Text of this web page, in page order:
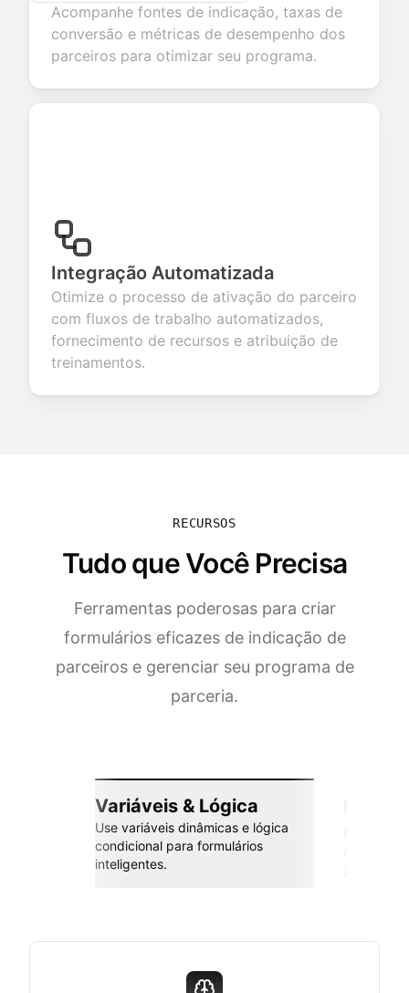
Acompanhe fontes de indicação, taxas de
conversão e métricas de desempenho dos
parceiros para otimizar seu programa.
Integração Automatizada
Otimize o processo de ativação do parceiro
com fluxos de trabalho automatizados,
fornecimento de recursos e atribuição de
treinamentos.
RECURSOS
Tudo que Você Precisa
Ferramentas poderosas para criar
formulários eficazes de indicação de
parceiros e gerenciar seu programa de
parceria.
Variáveis & Lógica
Use variáveis dinâmicas e lógica
condicional para formulários
inteligentes.